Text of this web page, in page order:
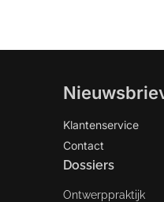
Klantenservice
Contact
Dossiers
Ontwerppraktijk